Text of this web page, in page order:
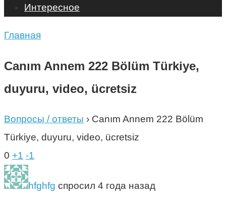
Интересное
Главная
Canım Annem 222 Bölüm Türkiye,
duyuru, video, ücretsiz
Вопросы / ответы › Canım Annem 222 Bölüm
Türkiye, duyuru, video, ücretsiz
0 +1 -1
hfghfg спросил 4 года назад